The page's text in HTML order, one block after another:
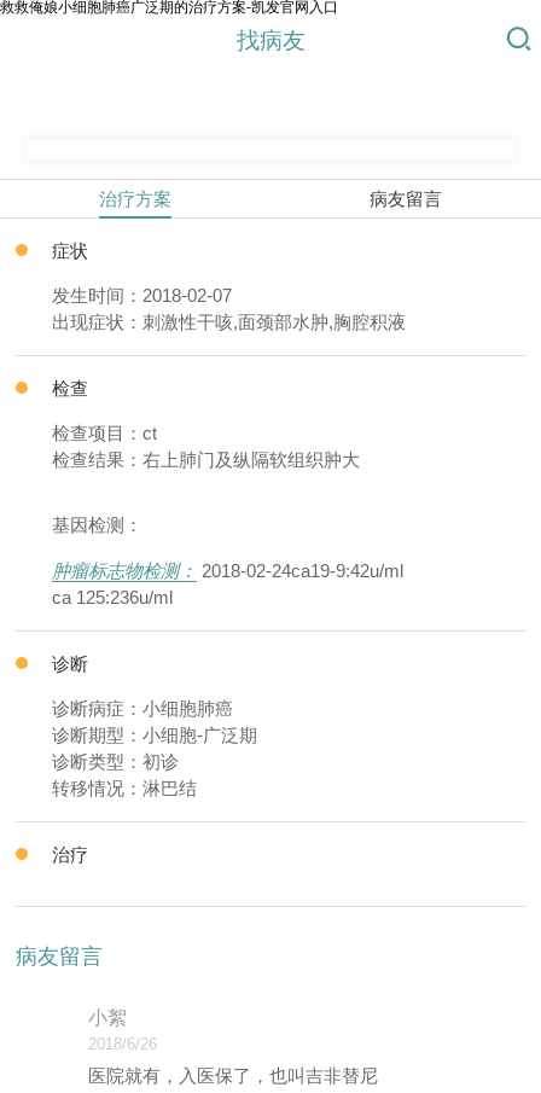
救救俺娘小细胞肺癌广泛期的治疗方案-凯发官网入口
找病友
治疗方案 病友留言
症状
发生时间：2018-02-07
出现症状：刺激性干咳,面颈部水肿,胸腔积液
检查
检查项目：ct
检查结果：右上肺门及纵隔软组织肿大
基因检测：
肿瘤标志物检测： 2018-02-24ca19-9:42u/ml
ca 125:236u/ml
诊断
诊断病症：小细胞肺癌
诊断期型：小细胞-广泛期
诊断类型：初诊
转移情况：淋巴结
治疗
病友留言
小絮
2018/6/26
医院就有，入医保了，也叫吉非替尼